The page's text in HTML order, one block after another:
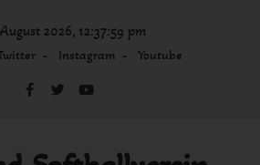
2026, 12:37:59 pm
Instagram Youtube